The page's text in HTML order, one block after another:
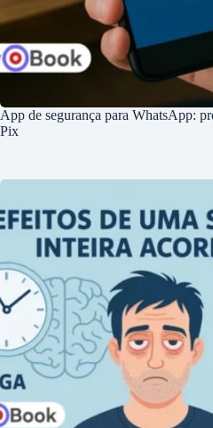
App de segurança para WhatsApp:
Pix